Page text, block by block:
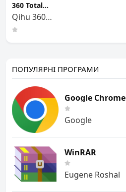
360 Total
Security
Qihu 360
Software Co.
ПОПУЛЯРНІ ПРОГРАМИ
Google Chrome
Google
WinRAR
Eugene Roshal